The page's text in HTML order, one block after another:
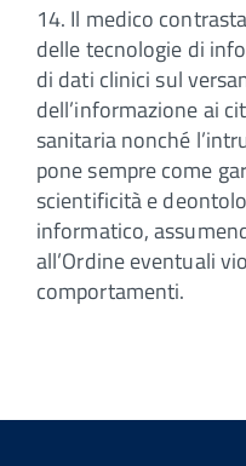
14. Il medico
delle tecnologie di
di dati clinici sul
dell’informazione ai
sanitaria nonché
pone sempre come
scientificità e
informatico,
all’Ordine eventuali
comportamenti.